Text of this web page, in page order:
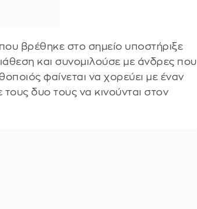
βρέθηκε στο σημείο υποστήριξε
και συνομιλούσε με άνδρες που
φαίνεται να χορεύει με έναν
δυο τους να κινούνται στον